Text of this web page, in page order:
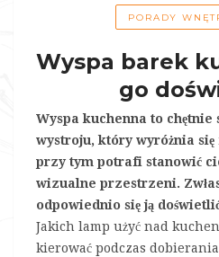
PORADY
Wyspa barek
go
Wyspa kuchenna to chętnie
wystroju, który wyróżnia się
przy tym potrafi stanowić
wizualne przestrzeni.
odpowiednio się ją
Jakich lamp użyć nad
kierować podczas